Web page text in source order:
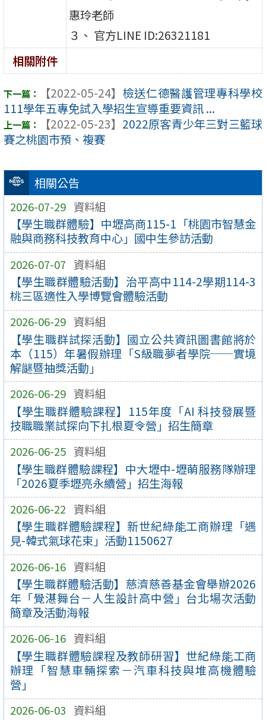
相關公告
2026-07-29 資料組
【學生職群體驗】中壢高商115-1「桃園市智慧金
融與商務科技教育中心」國中生參訪活動
2026-07-07 資料組
【學生職群體驗活動】治平高中114-2學期114-3
桃三區適性入學博覽會體驗活動
2026-06-29 資料組
【學生職群試探活動】國立公共資訊圖書館將於
本（115）年暑假辦理「S級職夢者學院──實境
解謎暨抽獎活動」
2026-06-29 資料組
【學生職群體驗課程】115年度「AI 科技發展暨
技職職業試探向下扎根夏令營」招生簡章
2026-06-25 資料組
【學生職群體驗課程】中大壢中-壢萌服務隊辦理
「2026夏季壢亮永續營」招生海報
2026-06-22 資料組
【學生職群體驗課程】新世紀綠能工商辦理「遇
見-韓式氣球花束」活動1150627
2026-06-16 資料組
【學生職群體驗活動】慈濟慈善基金會舉辦2026
年「覺湛舞台－人生設計高中營」台北場次活動
簡章及活動海報
2026-06-16 資料組
【學生職群體驗課程及教師研習】世紀綠能工商
辦理「智慧車輛探索－汽車科技與堆高機體驗
營」
2026-06-03 資料組
惠玲老師
３、 官方LINE ID:26321181
相關附件
【2022-05-24】 檢送仁德醫護管理專科學校
111學年五專免試入學招生宣導重要資訊 ...
【2022-05-23】 2022原客青少年三對三籃球
賽之桃園市預、複賽